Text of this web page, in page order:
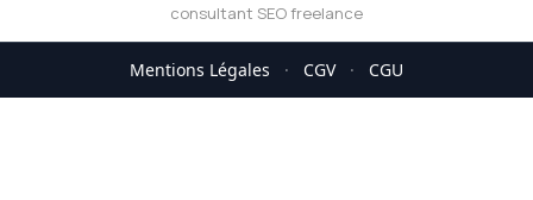
consultant SEO freelance
Mentions Légales · CGV · CGU